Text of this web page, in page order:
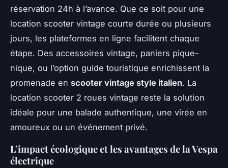
réservation 24h à l’avance. Que ce soit pour une
location scooter vintage courte durée ou plusieurs
jours, les plateformes en ligne facilitent chaque
étape. Des accessoires vintage, paniers pique-
nique, ou l’option guide touristique enrichissent la
promenade en scooter vintage style italien. La
location scooter 2 roues vintage reste la solution
idéale pour une balade authentique, une virée en
amoureux ou un événement privé.
L’impact écologique et les avantages de la Vespa
électrique